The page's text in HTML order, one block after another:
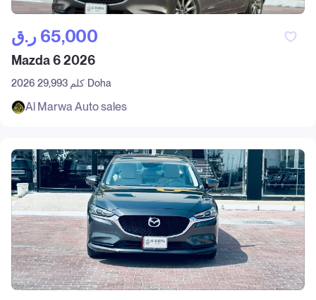
ر.ق‎ 65,000
Mazda 6 2026
2026 29,993 كلم Doha
Al Marwa Auto sales